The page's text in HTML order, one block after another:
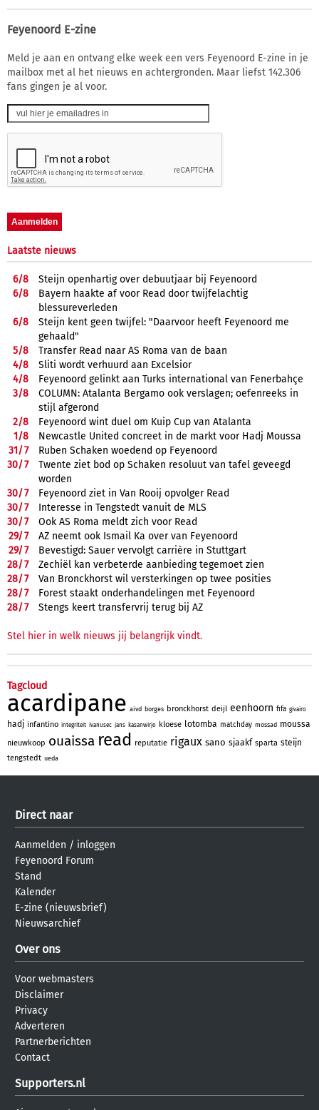
Feyenoord E-zine
Meld je aan en ontvang elke week een vers Feyenoord E-zine in je
mailbox met al het nieuws en achtergronden. Maar liefst 142.306
fans gingen je al voor.
Laatste nieuws
6/8
Steijn openhartig over debuutjaar bij Feyenoord
6/8
Bayern haakte af voor Read door twijfelachtig
blessureverleden
6/8
Steijn kent geen twijfel: "Daarvoor heeft Feyenoord me
gehaald"
5/8
Transfer Read naar AS Roma van de baan
4/8
Sliti wordt verhuurd aan Excelsior
4/8
Feyenoord gelinkt aan Turks international van Fenerbahçe
3/8
COLUMN: Atalanta Bergamo ook verslagen; oefenreeks in
stijl afgerond
2/8
Feyenoord wint duel om Kuip Cup van Atalanta
1/8
Newcastle United concreet in de markt voor Hadj Moussa
31/7
Ruben Schaken woedend op Feyenoord
30/7
Twente ziet bod op Schaken resoluut van tafel geveegd
worden
30/7
Feyenoord ziet in Van Rooij opvolger Read
30/7
Interesse in Tengstedt vanuit de MLS
30/7
Ook AS Roma meldt zich voor Read
29/7
AZ neemt ook Ismail Ka over van Feyenoord
29/7
Bevestigd: Sauer vervolgt carrière in Stuttgart
28/7
Zechiël kan verbeterde aanbieding tegemoet zien
28/7
Van Bronckhorst wil versterkingen op twee posities
28/7
Forest staakt onderhandelingen met Feyenoord
28/7 Stengs keert transfervrij terug bij AZ
Stel hier in welk nieuws jij belangrijk vindt.
Tagcloud
acardipane aivd borges bronckhorst deijl eenhoorn fifa givairo
hadj infantino integriteit ivanusec jans kasanwirjo kloese lotomba matchday mossad moussa
nieuwkoop ouaissa read reputatie rigaux sano sjaakf sparta steijn
tengstedt ueda
Direct naar
Aanmelden / inloggen
Feyenoord Forum
Stand
Kalender
E-zine (nieuwsbrief)
Nieuwsarchief
Over ons
Voor webmasters
Disclaimer
Privacy
Adverteren
Partnerberichten
Contact
Supporters.nl